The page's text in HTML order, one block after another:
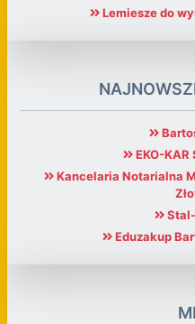
Lemiesze do
EKO-KAR
Kancelaria Notarialna
Eduzakup